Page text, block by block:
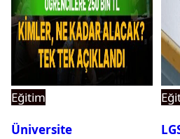
Eğitim
Üniversite